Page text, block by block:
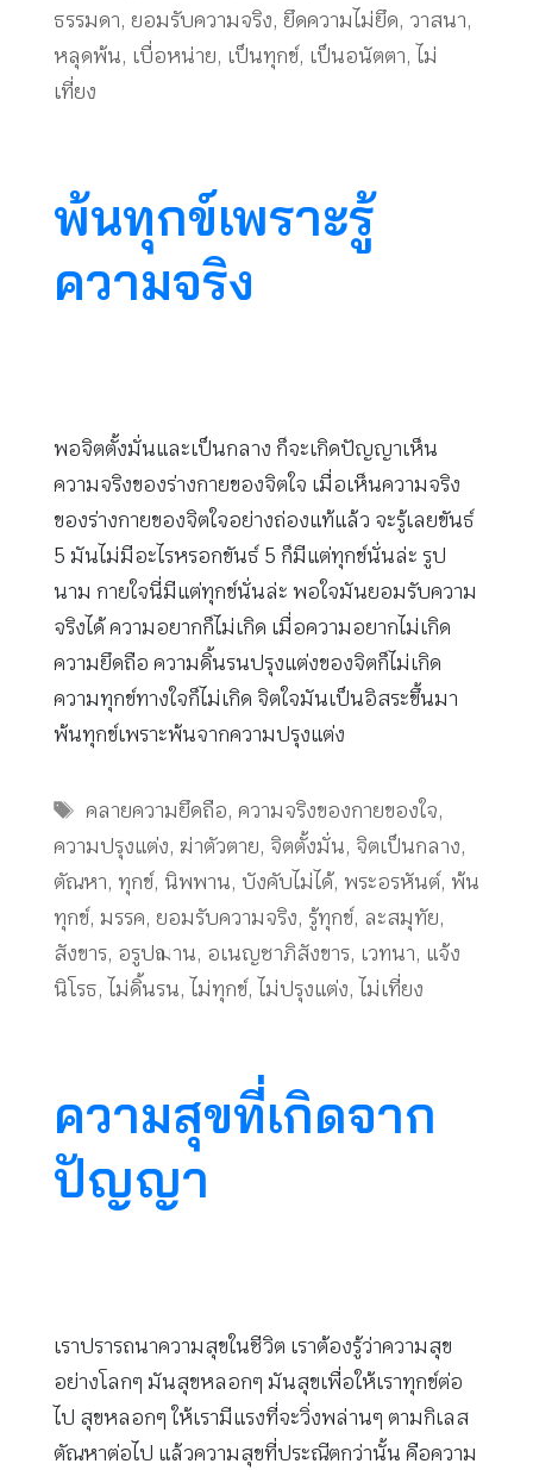
ธรรมดา, ยอมรับความจริง, ยึดความไม่ยึด, วาสนา,
หลุดพ้น, เบื่อหน่าย, เป็นทุกข์, เป็นอนัตตา, ไม่
เที่ยง
พ้นทุกข์เพราะรู้
ความจริง
พอจิตตั้งมั่นและเป็นกลาง ก็จะเกิดปัญญาเห็น
ความจริงของร่างกายของจิตใจ เมื่อเห็นความจริง
ของร่างกายของจิตใจอย่างถ่องแท้แล้ว จะรู้เลยขันธ์
5 มันไม่มีอะไรหรอกขันธ์ 5 ก็มีแต่ทุกข์นั่นล่ะ รูป
นาม กายใจนี่มีแต่ทุกข์นั่นล่ะ พอใจมันยอมรับความ
จริงได้ ความอยากก็ไม่เกิด เมื่อความอยากไม่เกิด
ความยึดถือ ความดิ้นรนปรุงแต่งของจิตก็ไม่เกิด
ความทุกข์ทางใจก็ไม่เกิด จิตใจมันเป็นอิสระขึ้นมา
พ้นทุกข์เพราะพ้นจากความปรุงแต่ง
Tags
คลายความยึดถือ,ความจริงของกายของใจ,
ความปรุงแต่ง, ฆ่าตัวตาย, จิตตั้งมั่น, จิตเป็นกลาง,
ตัณหา, ทุกข์, นิพพาน, บังคับไม่ได้, พระอรหันต์, พ้น
ทุกข์, มรรค, ยอมรับความจริง, รู้ทุกข์, ละสมุทัย,
สังขาร, อรูปฌาน, อเนญชาภิสังขาร, เวทนา, แจ้ง
นิโรธ, ไม่ดิ้นรน, ไม่ทุกข์, ไม่ปรุงแต่ง, ไม่เที่ยง
ความสุขที่เกิดจาก
ปัญญา
เราปรารถนาความสุขในชีวิต เราต้องรู้ว่าความสุข
อย่างโลกๆ มันสุขหลอกๆ มันสุขเพื่อให้เราทุกข์ต่อ
ไป สุขหลอกๆ ให้เรามีแรงที่จะวิ่งพล่านๆ ตามกิเลส
ตัณหาต่อไป แล้วความสุขที่ประณีตกว่านั้น คือความ